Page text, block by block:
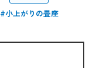
#小上がりの畳座